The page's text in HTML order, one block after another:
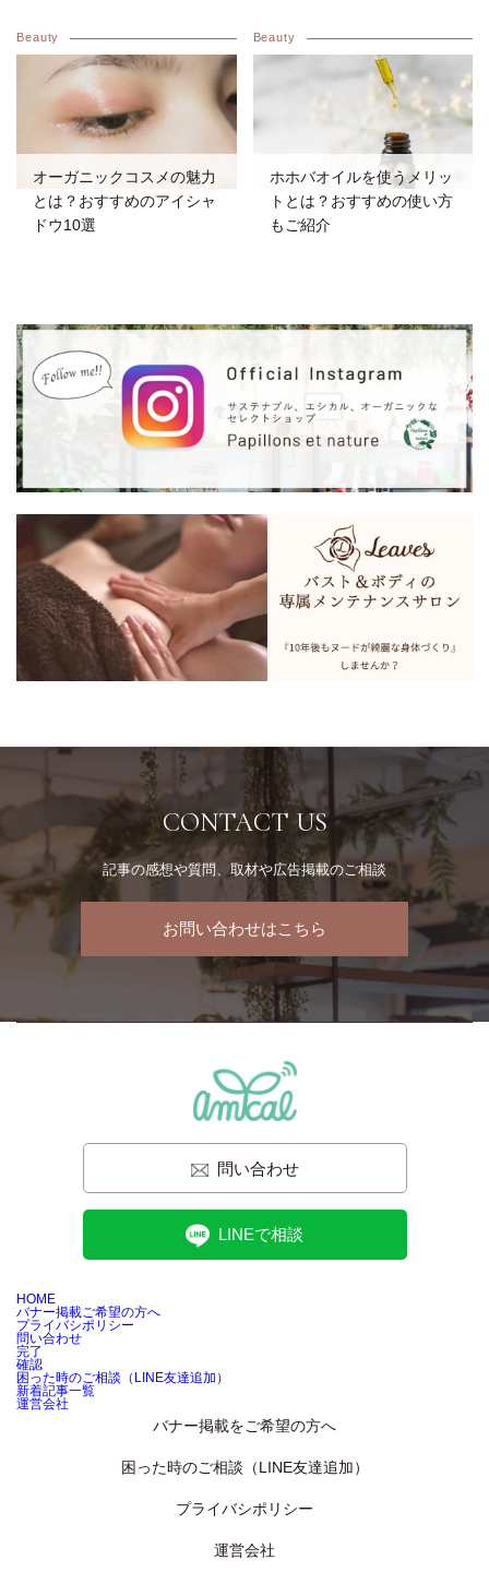
Beauty
オーガニックコスメの魅力
とは？おすすめのアイシャ
ドウ10選
Beauty
ホホバオイルを使うメリッ
トとは？おすすめの使い方
もご紹介
CONTACT US
記事の感想や質問、取材や広告掲載のご相談
お問い合わせはこちら
問い合わせ
LINEで相談
HOME
バナー掲載ご希望の方へ
プライバシポリシー
問い合わせ
完了
確認
困った時のご相談（LINE友達追加）
新着記事一覧
運営会社
バナー掲載をご希望の方へ
困った時のご相談（LINE友達追加）
プライバシポリシー
運営会社